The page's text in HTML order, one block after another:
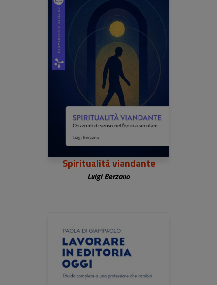
Spiritualità viandante
Luigi Berzano